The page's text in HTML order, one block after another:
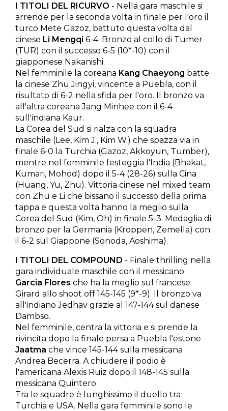
I TITOLI DEL RICURVO - Nella gara maschile si
arrende per la seconda volta in finale per l'oro il
turco Mete Gazoz, battuto questa volta dal
cinese Li Mengqi 6-4. Bronzo al collo di Tumer
(TUR) con il successo 6-5 (10*-10) con il
giapponese Nakanishi.
Nel femminile la coreana Kang Chaeyong batte
la cinese Zhu Jingyi, vincente a Puebla, con il
risultato di 6-2 nella sfida per l'oro. Il bronzo va
all'altra coreana Jang Minhee con il 6-4
sull'indiana Kaur.
La Corea del Sud si rialza con la squadra
maschile (Lee, Kim J., Kim W.) che spazza via in
finale 6-0 la Turchia (Gazoz, Akkoyun, Tumber),
mentre nel femminile festeggia l'India (Bhakat,
Kumari, Mohod) dopo il 5-4 (28-26) sulla Cina
(Huang, Yu, Zhu). Vittoria cinese nel mixed team
con Zhu e Li che bissano il successo della prima
tappa e questa volta hanno la meglio sulla
Corea del Sud (Kim, Oh) in finale 5-3. Medaglia di
bronzo per la Germania (Kroppen, Zemella) con
il 6-2 sul Giappone (Sonoda, Aoshima).
I TITOLI DEL COMPOUND - Finale thrilling nella
gara individuale maschile con il messicano
Garcia Flores che ha la meglio sul francese
Girard allo shoot off 145-145 (9*-9). Il bronzo va
all'indiano Jedhav grazie al 147-144 sul danese
Dambso.
Nel femminile, centra la vittoria e si prende la
rivincita dopo la finale persa a Puebla l'estone
Jaatma che vince 145-144 sulla messicana
Andrea Becerra. A chiudere il podio è
l'americana Alexis Ruiz dopo il 148-145 sulla
messicana Quintero.
Tra le squadre è lunghissimo il duello tra
Turchia e USA. Nella gara femminile sono le